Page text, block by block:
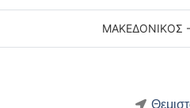
ΜΑΚΕΔΟΝΙΚΟΣ -